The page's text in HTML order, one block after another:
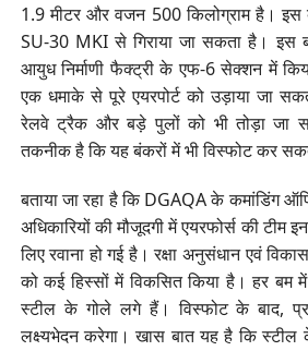
1.9 मीटर और वजन 500 किलोग्राम है।
SU-30 MKI से गिराया जा सकता है। इस
आयुध निर्माणी फैक्ट्री के एफ-6 सेक्शन में
एक धमाके से पूरे एयरपोर्ट को उड़ाया जा
रेलवे ट्रैक और बड़े पुलों को भी तोड़ा जा
तकनीक है कि यह बंकरों में भी विस्फोट कर
बताया जा रहा है कि DGAQA के कमांडिंग
अधिकारियों की मौजूदगी में एयरफोर्स की टीम
लिए रवाना हो गई है। रक्षा अनुसंधान एवं
को कई हिस्सों में विकसित किया है। हर बम
स्टील के गोले लगे हैं। विस्फोट के बाद,
लक्ष्यभेदन करेगा। खास बात यह है कि स्टील